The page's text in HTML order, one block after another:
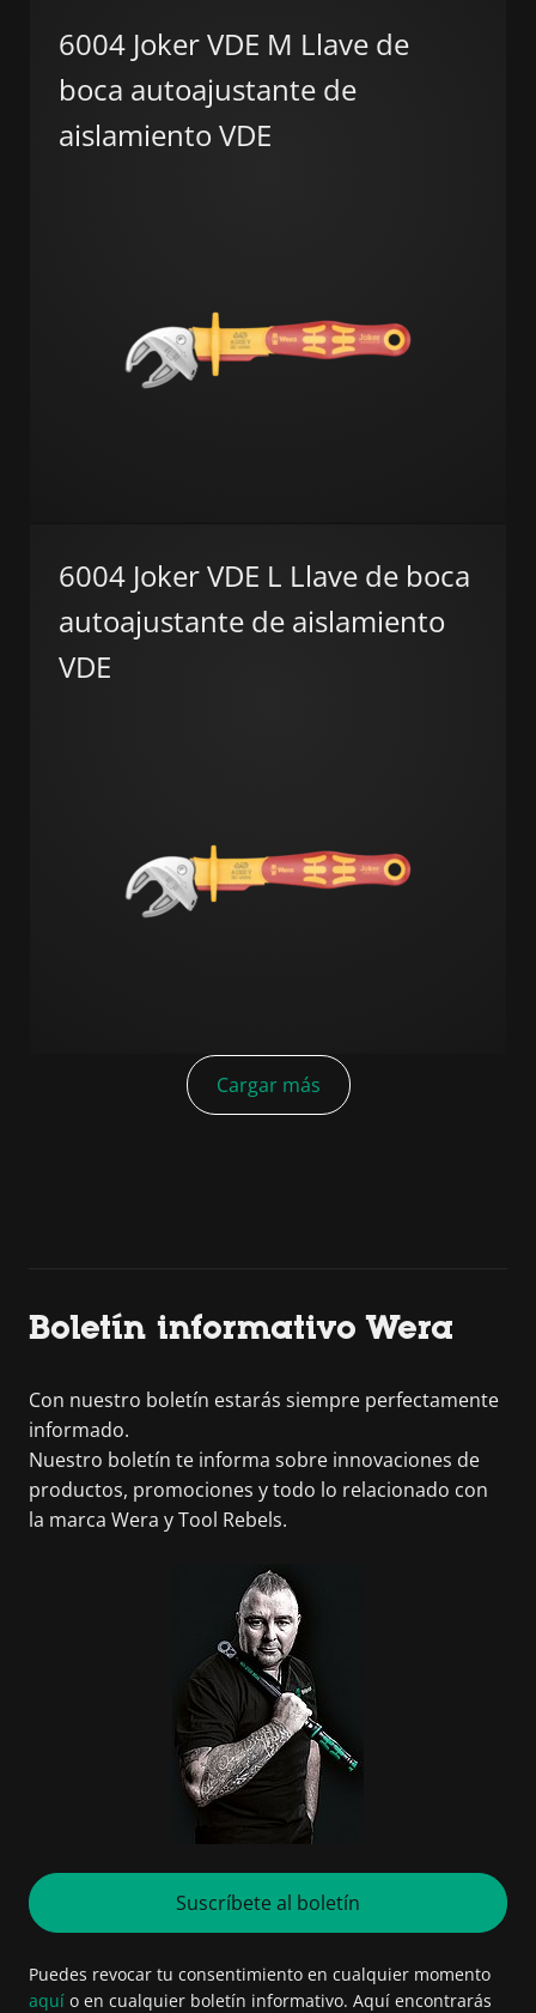
6004 Joker VDE M Llave de
boca autoajustante de
aislamiento VDE
6004 Joker VDE L Llave de boca
autoajustante de aislamiento
VDE
Cargar más
Boletín informativo Wera
Con nuestro boletín estarás siempre perfectamente
informado.
Nuestro boletín te informa sobre innovaciones de
productos, promociones y todo lo relacionado con
la marca Wera y Tool Rebels.
Suscríbete al boletín
Puedes revocar tu consentimiento en cualquier momento
aquí o en cualquier boletín informativo. Aquí encontrarás